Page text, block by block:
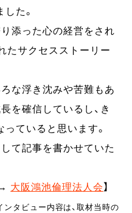
た。
添った心の経営をされ
たサクセスストーリー
な浮き沈みや苦難もあ
を確信しているし、き
ていると思います。
て記事を書かせていた
大阪鴻池倫理法人会 】
タビュー内容は、取材当時の